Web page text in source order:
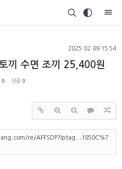
2025.02.09 15:54
끼 수면 조끼 25,400원
0 댓글 0
re/AFFSDP?lptag...1850C%7
케치북5
케치북5